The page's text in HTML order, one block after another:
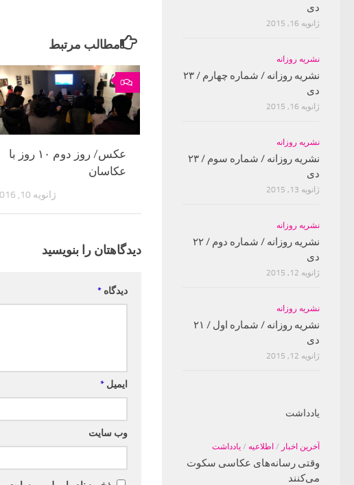
مطالب مرتبط
0
عکس/ روز دوم ۱۰ روز با
عکاسان
ژانویه 10, 2016
دیدگاهتان را بنویسید
دیدگاه *
ایمیل *
وب‌ سایت
دی
ژانویه 16, 2015
نشریه روزانه
نشریه روزانه / شماره چهارم / ۲۳
دی
ژانویه 16, 2015
نشریه روزانه
نشریه روزانه / شماره سوم / ۲۳
دی
ژانویه 13, 2015
نشریه روزانه
نشریه روزانه / شماره دوم / ۲۲
دی
ژانویه 12, 2015
نشریه روزانه
نشریه روزانه / شماره اول / ۲۱
دی
ژانویه 12, 2015
یادداشت
آخرین اخبار / اطلاعیه / یادداشت
وقتی رسانه‌های عکاسی سکوت
می‌کنند